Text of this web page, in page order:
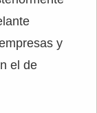
y
el de